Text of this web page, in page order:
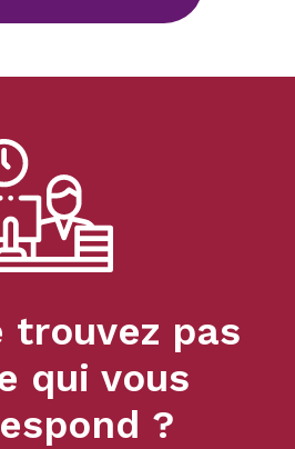
trouvez pas
qui vous
?